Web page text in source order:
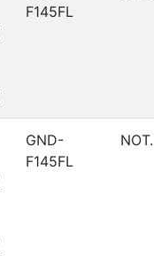
F145FL
GND-
F145FL